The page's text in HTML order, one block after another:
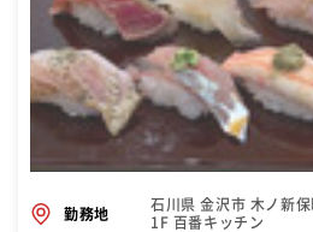
勤務地
石川県 金沢市 木ノ新
1F 百番キッチン